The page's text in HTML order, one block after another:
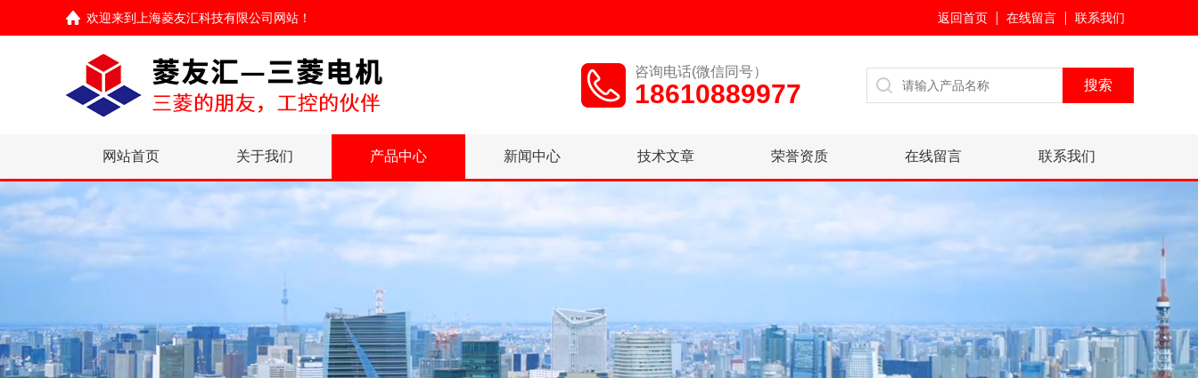
欢迎来到 上海菱友汇科技有限公司网站 ！ 返回首页 在线留言 联系我们
咨询电话(微信同号）
18610889977
网站首页 关于我们 产品中心 新闻中心 技术文章 荣誉资质 在线留言 联系我们